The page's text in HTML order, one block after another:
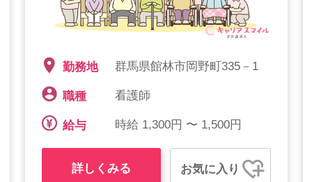
勤務地 群馬県館林市岡野町335－1
職種 看護師
給与 時給 1,300円 〜 1,500円
詳しくみる お気に入り